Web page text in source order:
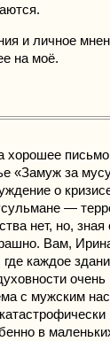
и личное
на моё.
хорошее
«Замуж за
о
—
нет, но, зная
Вам,
каждое
очень
с мужским
в